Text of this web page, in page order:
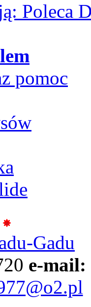
Poleca
pomoc
Gadu
e-mail: